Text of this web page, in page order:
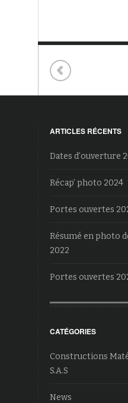
ARTICLES RÉCENTS
Dates d’ouverture
Récap’ photo 2024
Portes ouvertes
Résumé en photo
2022
Portes ouvertes
CATÉGORIES
Constructions
S.A.S
News